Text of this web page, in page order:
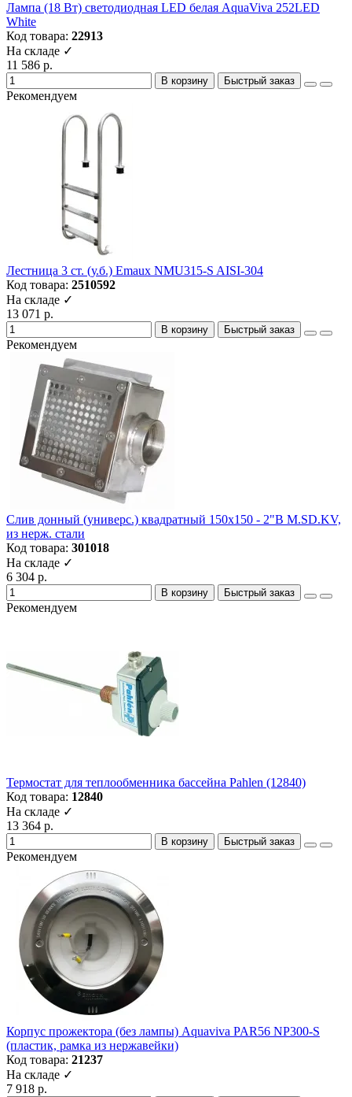
Лампа (18 Вт) светодиодная LED белая AquaViva 252LED
White
Код товара: 22913
На складе ✓
11 586 р.
В корзину Быстрый заказ
Рекомендуем
Лестница 3 ст. (у.б.) Emaux NMU315-S AISI-304
Код товара: 2510592
На складе ✓
13 071 р.
В корзину Быстрый заказ
Рекомендуем
Слив донный (универс.) квадратный 150х150 - 2"В M.SD.KV,
из нерж. стали
Код товара: 301018
На складе ✓
6 304 р.
В корзину Быстрый заказ
Рекомендуем
Термостат для теплообменника бассейна Рahlen (12840)
Код товара: 12840
На складе ✓
13 364 р.
В корзину Быстрый заказ
Рекомендуем
Корпус прожектора (без лампы) Aquaviva PAR56 NP300-S
(пластик, рамка из нержавейки)
Код товара: 21237
На складе ✓
7 918 р.